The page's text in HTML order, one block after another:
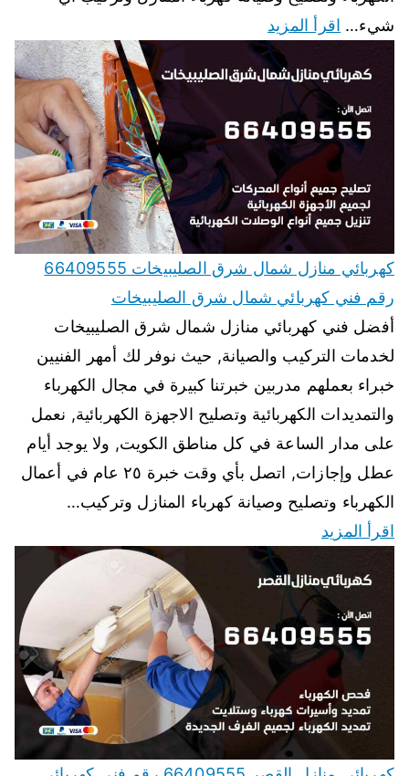
شيء… اقرأ المزيد
كهربائي منازل شمال شرق الصليبيخات 66409555
رقم فني كهربائي شمال شرق الصليبيخات
أفضل فني كهربائي منازل شمال شرق الصليبيخات
لخدمات التركيب والصيانة, حيث نوفر لك أمهر الفنيين
خبراء بعملهم مدربين خبرتنا كبيرة في مجال الكهرباء
والتمديدات الكهربائية وتصليح الاجهزة الكهربائية, نعمل
على مدار الساعة في كل مناطق الكويت, ولا يوجد أيام
عطل وإجازات, اتصل بأي وقت خبرة ٢٥ عام في أعمال
الكهرباء وتصليح وصيانة كهرباء المنازل وتركيب…
اقرأ المزيد